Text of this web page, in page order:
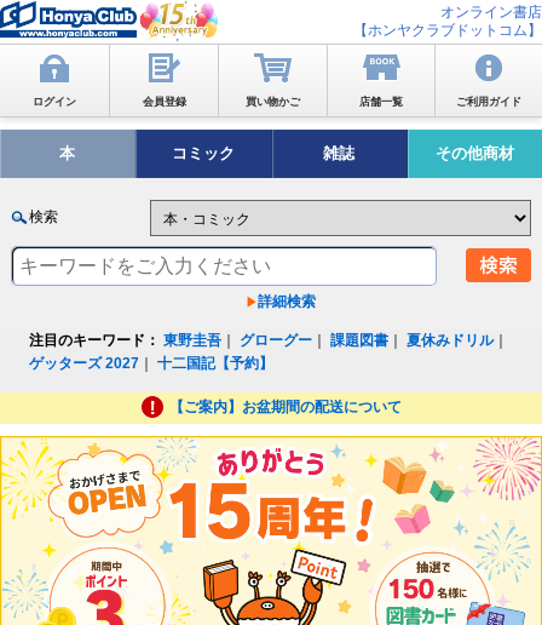
オンライン書店
【ホンヤクラブドットコム】
ログイン 会員登録 買い物かご 店舗一覧 ご利用ガイド
本 コミック 雑誌 その他商材
検索
詳細検索
注目のキーワード： 東野圭吾 グローグー ｜課題図書 ｜夏休みドリル｜
ゲッターズ 2027 ｜十二国記【予約】
【ご案内】お盆期間の配送について